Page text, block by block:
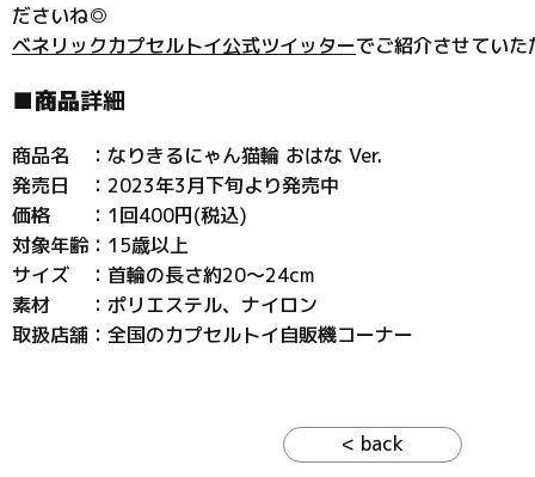
ださいね◎
ベネリックカプセルトイ公式ツイッターでご紹介させていた
■商品詳細
商品名 ：なりきるにゃん猫輪 おはな Ver.
発売日 ：2023年3月下旬より発売中
価格 ：1回400円(税込)
対象年齢：15歳以上
サイズ ：首輪の長さ約20～24cm
素材 ：ポリエステル、ナイロン
取扱店舗：全国のカプセルトイ自販機コーナー
< back